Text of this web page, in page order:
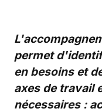
permet
en besoins et
axes de travail
nécessaires :